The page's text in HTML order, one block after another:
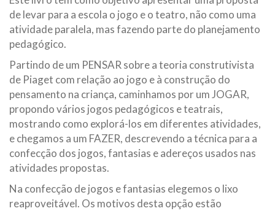
de levar para a escola o jogo e o teatro, não como uma
atividade paralela, mas fazendo parte do planejamento
pedagógico.
Partindo de um PENSAR sobre a teoria construtivista
de Piaget com relação ao jogo e à construção do
pensamento na criança, caminhamos por um JOGAR,
propondo vários jogos pedagógicos e teatrais,
mostrando como explorá-los em diferentes atividades,
e chegamos a um FAZER, descrevendo a técnica para a
confecção dos jogos, fantasias e adereços usados nas
atividades propostas.
Na confecção de jogos e fantasias elegemos o lixo
reaproveitável. Os motivos desta opção estão